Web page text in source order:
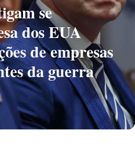
se
dos EUA
de empresas
da guerra